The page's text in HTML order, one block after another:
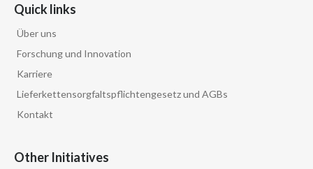
Quick links
Über uns
Forschung und Innovation
Karriere
Lieferkettensorgfaltspflichtengesetz und AGBs
Kontakt
Other Initiatives